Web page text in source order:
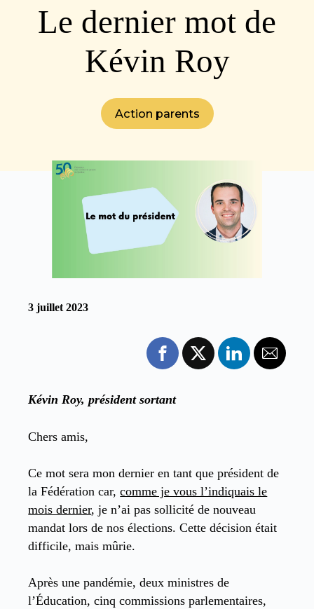
Le dernier mot de
Kévin Roy
Action parents
3 juillet 2023
Kévin Roy, président sortant
Chers amis,
Ce mot sera mon dernier en tant que président de
la Fédération car,comme je vous l’indiquais le
mois dernier, je n’ai pas sollicité de nouveau
mandat lors de nos élections. Cette décision était
difficile, mais mûrie.
Après une pandémie, deux ministres de
l’Éducation, cinq commissions parlementaires,